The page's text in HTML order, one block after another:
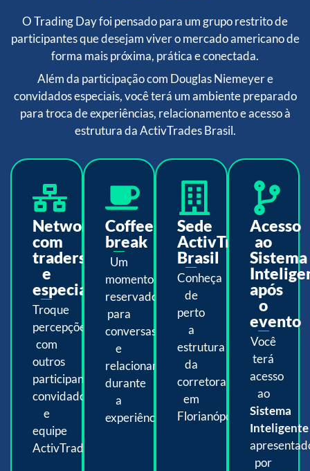
O Trading Day foi pensado para um grupo restrito de
participantes que desejam viver o mercado americano de
forma mais próxima, prática e conectada.
Além da participação com Douglas Niemeyer e
convidados especiais, você terá um ambiente preparado
para troca de experiências, relacionamento e acesso à
estrutura da ActivTrades Brasil.
Networking
com
traders
e
especialistas
Troque
percepções
com
outros
participantes,
convidados
e
equipe
ActivTrades.
Coffee
break
Um
momento
reservado
para
conversas
e
relacionamento
durante
a
experiência.
Sede
ActivTrades
Brasil
Conheça
de
perto
a
estrutura
da
corretora
em
Florianópolis.
Acesso
ao
Sistema
após
o
evento
Você
terá
acesso
ao
Sistema
Inteligente
por